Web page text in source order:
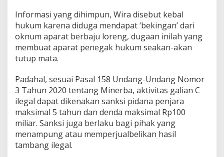
i
v
i
t
a
l
e
g
a
l
M
i
l
i
Informasi yang dihimpun, Wira disebut kebal
hukum karena diduga mendapat ‘bekingan’ dari
oknum aparat berbaju loreng, dugaan inilah yang
membuat aparat penegak hukum seakan-akan
tutup mata.
Padahal, sesuai Pasal 158 Undang-Undang Nomor
3 Tahun 2020 tentang Minerba, aktivitas galian C
ilegal dapat dikenakan sanksi pidana penjara
maksimal 5 tahun dan denda maksimal Rp100
miliar. Sanksi juga berlaku bagi pihak yang
menampung atau memperjualbelikan hasil
tambang ilegal.